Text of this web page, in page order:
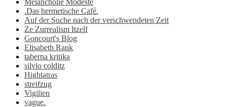
.Das hermetische Café.
Auf der Suche nach der verschwendeten Zeit
Ze Zurrealism Itzelf
Goncourt's Blog
Elisabeth Rank
taberna kritika
silvio colditz
Hightatras
streifzug
Vigilien
vague.